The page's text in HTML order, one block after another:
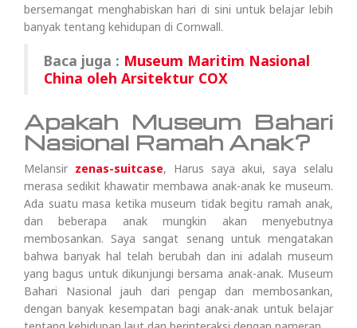
bersemangat menghabiskan hari di sini untuk belajar lebih
banyak tentang kehidupan di Cornwall.
Baca juga : Museum Maritim Nasional
China oleh Arsitektur COX
Apakah Museum Bahari
Nasional Ramah Anak?
Melansir zenas-suitcase, Harus saya akui, saya selalu
merasa sedikit khawatir membawa anak-anak ke museum.
Ada suatu masa ketika museum tidak begitu ramah anak,
dan beberapa anak mungkin akan menyebutnya
membosankan. Saya sangat senang untuk mengatakan
bahwa banyak hal telah berubah dan ini adalah museum
yang bagus untuk dikunjungi bersama anak-anak. Museum
Bahari Nasional jauh dari pengap dan membosankan,
dengan banyak kesempatan bagi anak-anak untuk belajar